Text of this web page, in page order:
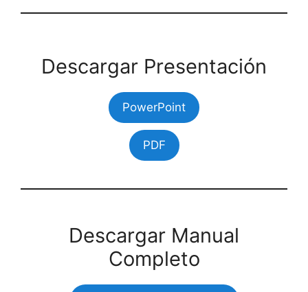
Descargar Presentación
PowerPoint
PDF
Descargar Manual
Completo